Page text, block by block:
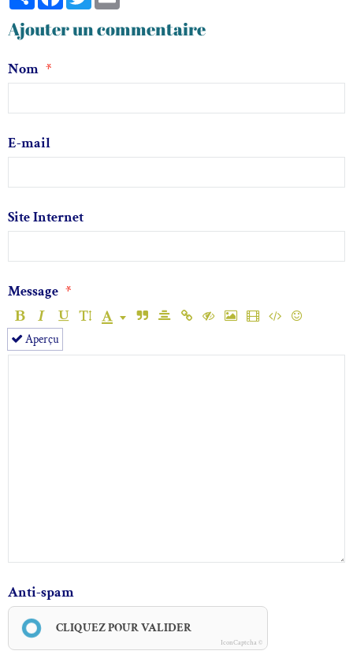
Ajouter un commentaire
Nom
E-mail
Site Internet
Message
Aperçu
Anti-spam
CLIQUEZ POUR VALIDER
IconCaptcha ©